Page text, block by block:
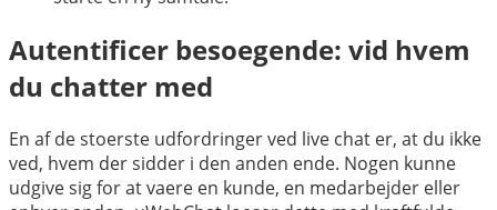
Autentificer besoegende: vid hvem
du chatter med
En af de stoerste udfordringer ved live chat er, at du ikke
ved, hvem der sidder i den anden ende. Nogen kunne
udgive sig for at vaere en kunde, en medarbejder eller